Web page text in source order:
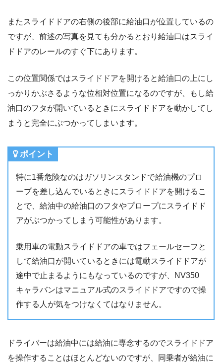
またスライドドアの右側の後部に給油口が位置しているの
ですが、前述の写真を見ても分かるとおり給油口はスライ
ドドアのレールのすぐ下にあります。
この位置関係ではスライドドアを開けると給油口の上にし
っかりかぶさるような位相対位置になるのですが、もし給
油口のフタが開いているときにスライドドアを動かしてし
まうと完全にぶつかってしまいます。
ポイント
特に1番危険なのはガソリンスタンドで給油機のプロ
ープを差し込んでいるときにスライドドアを開けるこ
とで、給油中の給油口のフタやプロープにスライドド
アがぶつかってしまう可能性があります。
乗用車の電動スライドドアの車ではフェールセーフと
して給油口が開いているときには電動スライドドアが
途中で止まるようにもなっているのですが、NV350
キャラバンはマニュアル式のスライドドアですので操
作する人が気をつけなくてはなりません。
ドライバーは給油中には給油に専念するのでスライドドア
を操作することはほとんどないのですが、同乗者が給油に